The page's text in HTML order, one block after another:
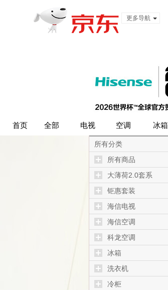
更多导航
首页 全部 电视 冰箱
空调
首页 全部 电视 冰箱
空调
所有分类
所有商品
大薄荷2.0套系
钜惠套装
海信电视
海信空调
科龙空调
冰箱
洗衣机
冷柜